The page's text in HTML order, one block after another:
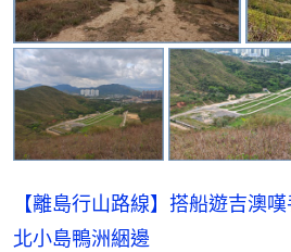
【離島行山路線】搭船遊吉澳
北小島鴨洲綑邊